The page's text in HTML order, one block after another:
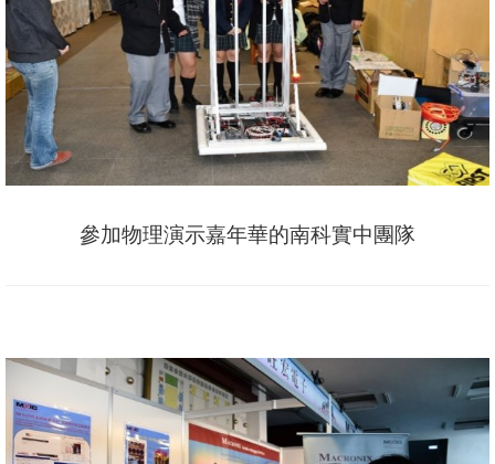
參加物理演示嘉年華的南科實中團隊